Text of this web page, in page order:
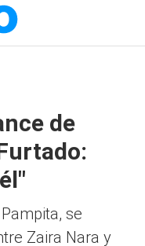
de
se
Zaira Nara y